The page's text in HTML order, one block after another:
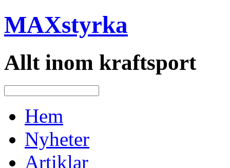
MAXstyrka
Allt inom kraftsport
Hem
Nyheter
Artiklar